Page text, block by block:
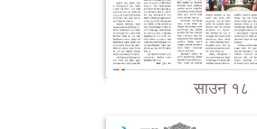
साउन १८